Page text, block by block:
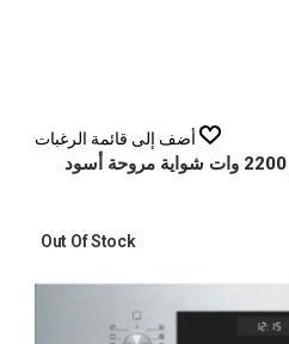
أضف إلى قائمة الرغبات
فرن كهربائي تورنيدو 55 لتر 2200 وات شواية مروحة أسود
Out Of Stock